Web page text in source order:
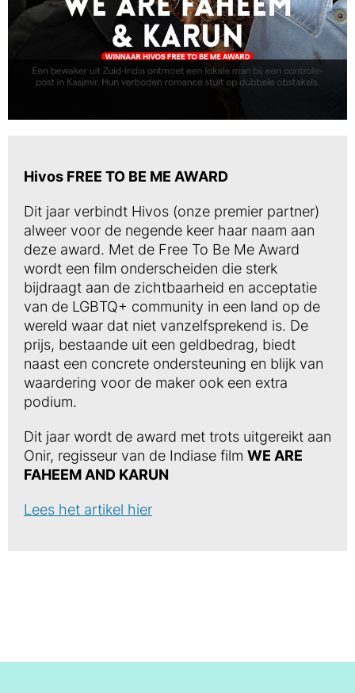
Hivos FREE TO BE ME AWARD
Dit jaar verbindt Hivos (onze premier partner)
alweer voor de negende keer haar naam aan
deze award. Met de Free To Be Me Award
wordt een film onderscheiden die sterk
bijdraagt aan de zichtbaarheid en acceptatie
van de LGBTQ+ community in een land op de
wereld waar dat niet vanzelfsprekend is. De
prijs, bestaande uit een geldbedrag, biedt
naast een concrete ondersteuning en blijk van
waardering voor de maker ook een extra
podium.
Dit jaar wordt de award met trots uitgereikt aan
Onir, regisseur van de Indiase film WE ARE
FAHEEM AND KARUN
Lees het artikel hier